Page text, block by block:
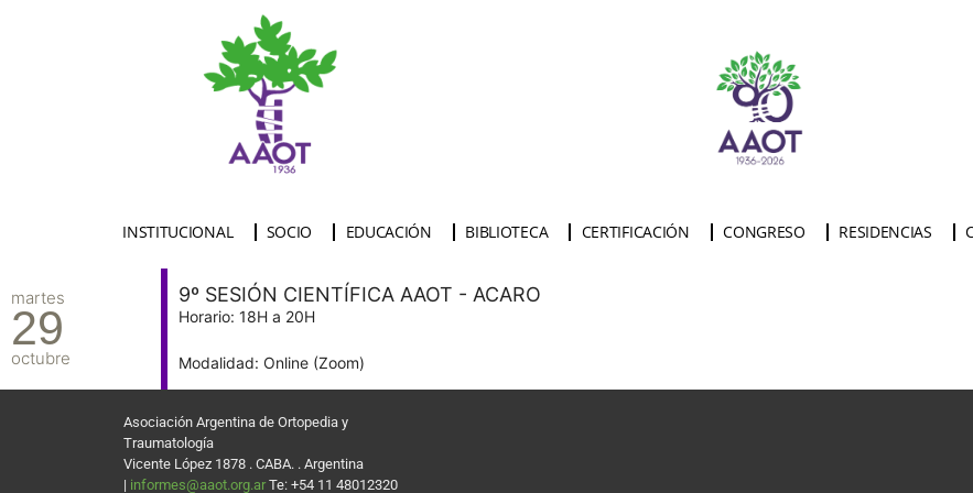
INSTITUCIONAL SOCIO EDUCACIÓN BIBLIOTECA CERTIFICACIÓN CONGRESO RESIDENCIAS
martes
29
octubre
9º SESIÓN CIENTÍFICA AAOT - ACARO
Horario: 18H a 20H
Modalidad: Online (Zoom)
Asociación Argentina de Ortopedia y
Traumatología
Vicente López 1878 . CABA. . Argentina
| informes@aaot.org.ar Te: +54 11 48012320